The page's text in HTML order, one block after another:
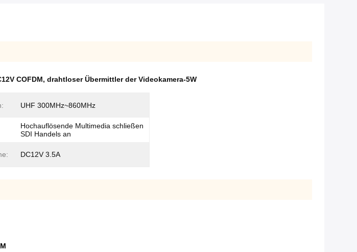
COFDM, drahtloser Übermittler der Videokamera-5W
UHF 300MHz~860MHz
Hochauflösende Multimedia schließen
SDI Handels an
DC12V 3.5A